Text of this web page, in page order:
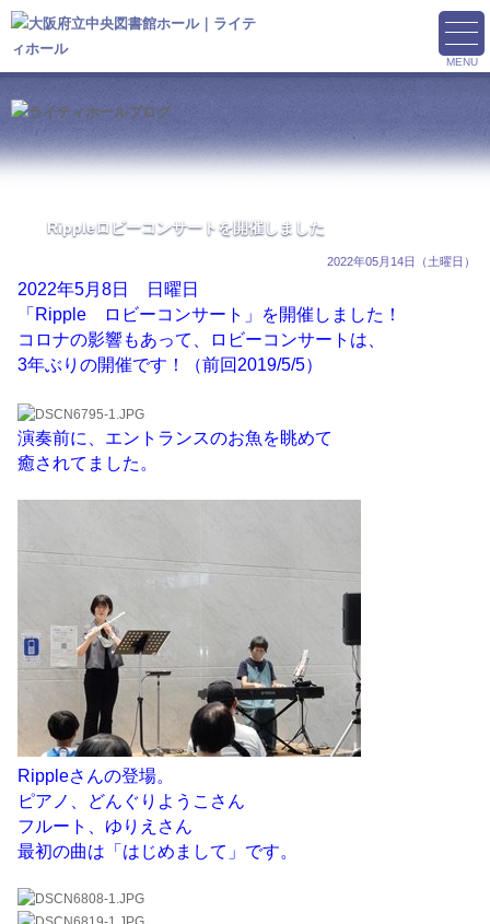
MENU
Rippleロビーコンサートを開催しました
2022年05月14日（土曜日）
2022年5月8日 日曜日
「Ripple ロビーコンサート」を開催しました！
コロナの影響もあって、ロビーコンサートは、
3年ぶりの開催です！（前回2019/5/5）
演奏前に、エントランスのお魚を眺めて
癒されてました。
Rippleさんの登場。
ピアノ、どんぐりようこさん
フルート、ゆりえさん
最初の曲は「はじめまして」です。